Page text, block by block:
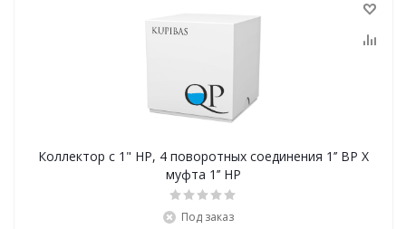
Коллектор с 1" НР, 4 поворотных соединения 1’’ ВР X
муфта 1’’ НР
Под заказ